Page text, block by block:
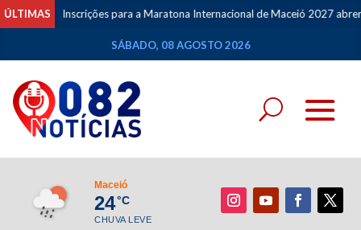
ÚLTIMASInscrições para a Maratona Internacional de Maceió 2027 abrem
SÁBADO, 08 AGOSTO 2026
Maceió
24°C
CHUVA LEVE